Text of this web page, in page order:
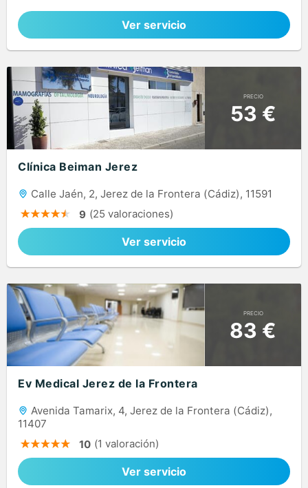
Ver servicio
PRECIO
53 €
Clínica Beiman Jerez
Calle Jaén, 2, Jerez de la Frontera (Cádiz), 11591
9 (25 valoraciones)
Ver servicio
PRECIO
83 €
Ev Medical Jerez de la Frontera
Avenida Tamarix, 4, Jerez de la Frontera (Cádiz),
11407
10 (1 valoración)
Ver servicio